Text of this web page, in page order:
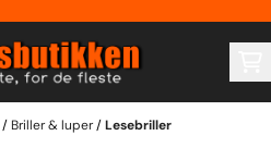
/ Briller & luper/Lesebriller